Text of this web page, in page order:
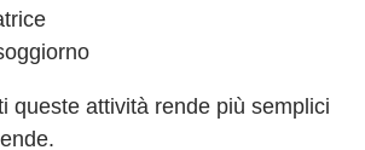
queste attività rende più semplici